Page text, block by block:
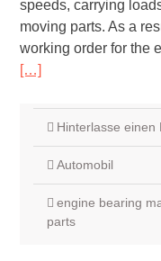
speeds, carrying
moving parts. As a
working order for the
[…]
Hinterlasse einen
Automobil
engine bearing
parts